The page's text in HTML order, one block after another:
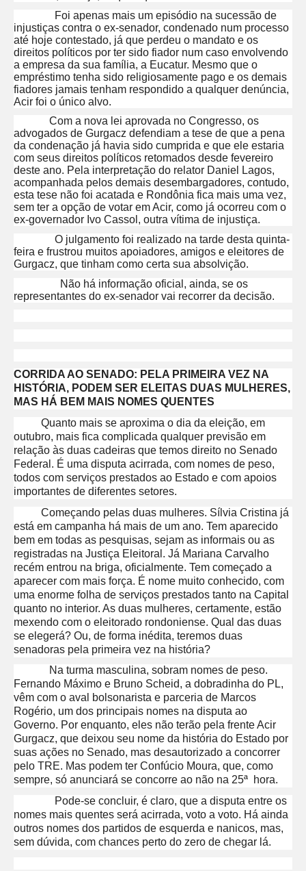
Foi apenas mais um episódio na sucessão de
injustiças contra o ex-senador, condenado num processo
até hoje contestado, já que perdeu o mandato e os
direitos políticos por ter sido fiador num caso envolvendo
a empresa da sua família, a Eucatur. Mesmo que o
empréstimo tenha sido religiosamente pago e os demais
fiadores jamais tenham respondido a qualquer denúncia,
Acir foi o único alvo.
Com a nova lei aprovada no Congresso, os
advogados de Gurgacz defendiam a tese de que a pena
da condenação já havia sido cumprida e que ele estaria
com seus direitos políticos retomados desde fevereiro
deste ano. Pela interpretação do relator Daniel Lagos,
acompanhada pelos demais desembargadores, contudo,
esta tese não foi acatada e Rondônia fica mais uma vez,
sem ter a opção de votar em Acir, como já ocorreu com o
ex-governador Ivo Cassol, outra vítima de injustiça.
O julgamento foi realizado na tarde desta quinta-
feira e frustrou muitos apoiadores, amigos e eleitores de
Gurgacz, que tinham como certa sua absolvição.
Não há informação oficial, ainda, se os
representantes do ex-senador vai recorrer da decisão.
CORRIDA AO SENADO: PELA PRIMEIRA VEZ NA
HISTÓRIA, PODEM SER ELEITAS DUAS MULHERES,
MAS HÁ BEM MAIS NOMES QUENTES
Quanto mais se aproxima o dia da eleição, em
outubro, mais fica complicada qualquer previsão em
relação às duas cadeiras que temos direito no Senado
Federal. É uma disputa acirrada, com nomes de peso,
todos com serviços prestados ao Estado e com apoios
importantes de diferentes setores.
Começando pelas duas mulheres. Sílvia Cristina já
está em campanha há mais de um ano. Tem aparecido
bem em todas as pesquisas, sejam as informais ou as
registradas na Justiça Eleitoral. Já Mariana Carvalho
recém entrou na briga, oficialmente. Tem começado a
aparecer com mais força. É nome muito conhecido, com
uma enorme folha de serviços prestados tanto na Capital
quanto no interior. As duas mulheres, certamente, estão
mexendo com o eleitorado rondoniense. Qual das duas
se elegerá? Ou, de forma inédita, teremos duas
senadoras pela primeira vez na história?
Na turma masculina, sobram nomes de peso.
Fernando Máximo e Bruno Scheid, a dobradinha do PL,
vêm com o aval bolsonarista e parceria de Marcos
Rogério, um dos principais nomes na disputa ao
Governo. Por enquanto, eles não terão pela frente Acir
Gurgacz, que deixou seu nome da história do Estado por
suas ações no Senado, mas desautorizado a concorrer
pelo TRE. Mas podem ter Confúcio Moura, que, como
sempre, só anunciará se concorre ao não na 25ª hora.
Pode-se concluir, é claro, que a disputa entre os
nomes mais quentes será acirrada, voto a voto. Há ainda
outros nomes dos partidos de esquerda e nanicos, mas,
sem dúvida, com chances perto do zero de chegar lá.